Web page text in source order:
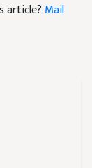
article? Mail